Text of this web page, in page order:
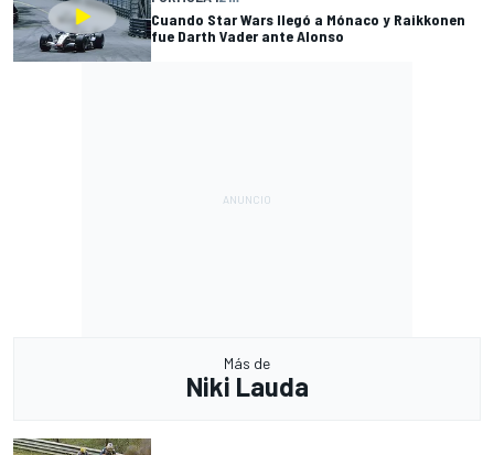
Cuando Star Wars llegó a Mónaco y Raikkonen
fue Darth Vader ante Alonso
Más de
Niki Lauda